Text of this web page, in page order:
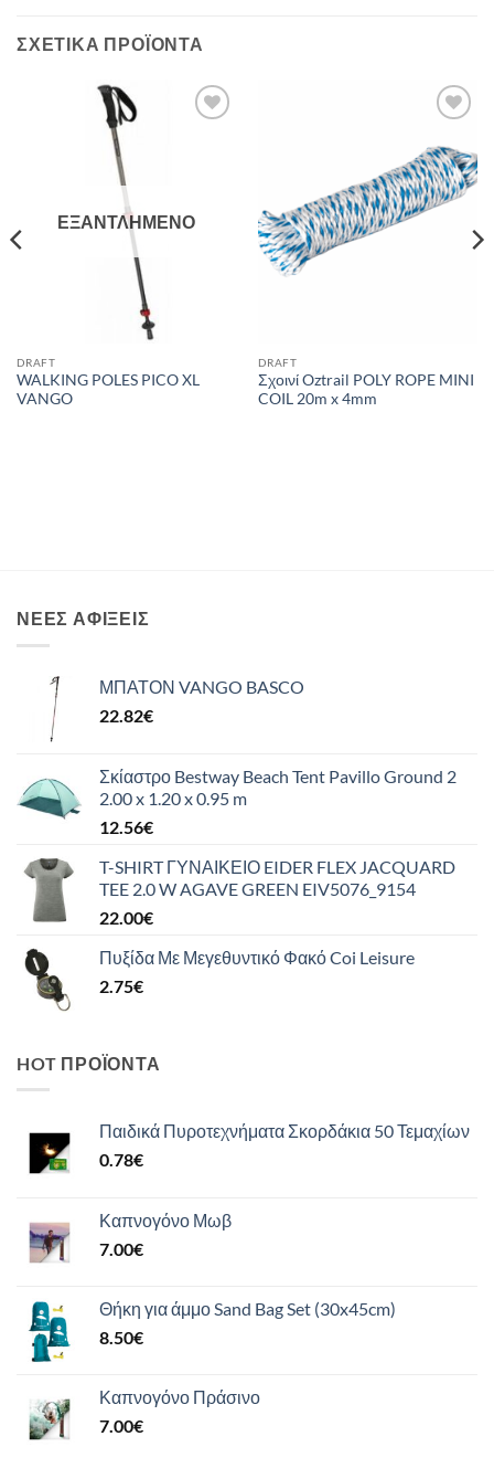
ΣΧΕΤΙΚΆ ΠΡΟΪΌΝΤΑ
ΕΞΑΝΤΛΗΜΈΝΟ
DRAFT
WALKING POLES PICO XL
VANGO
wishlist
DRAFT
Σχοινί Oztrail POLY ROPE MINI
COIL 20m x 4mm
ΝΈΕΣ ΑΦΊΞΕΙΣ
ΜΠΑΤΟΝ VANGO BASCO
22.82€
Σκίαστρο Bestway Beach Tent Pavillo Ground 2
2.00 x 1.20 x 0.95 m
12.56€
T-SHIRT ΓΥΝΑΙΚΕΙΟ EIDER FLEX JACQUARD
TEE 2.0 W AGAVE GREEN EIV5076_9154
22.00€
Πυξίδα Με Μεγεθυντικό Φακό Coi Leisure
2.75€
HOT ΠΡΟΪΌΝΤΑ
Παιδικά Πυροτεχνήματα Σκορδάκια 50 Τεμαχίων
0.78€
Καπνογόνο Μωβ
7.00€
Θήκη για άμμο Sand Bag Set (30x45cm)
8.50€
Καπνογόνο Πράσινο
7.00€